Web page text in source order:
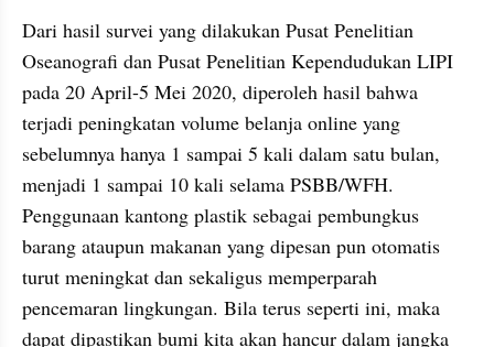
Dari hasil survei yang dilakukan Pusat Penelitian
Oseanografi dan Pusat Penelitian Kependudukan LIPI
pada 20 April-5 Mei 2020, diperoleh hasil bahwa
terjadi peningkatan volume belanja online yang
sebelumnya hanya 1 sampai 5 kali dalam satu bulan,
menjadi 1 sampai 10 kali selama PSBB/WFH.
Penggunaan kantong plastik sebagai pembungkus
barang ataupun makanan yang dipesan pun otomatis
turut meningkat dan sekaligus memperparah
pencemaran lingkungan. Bila terus seperti ini, maka
dapat dipastikan bumi kita akan hancur dalam jangka